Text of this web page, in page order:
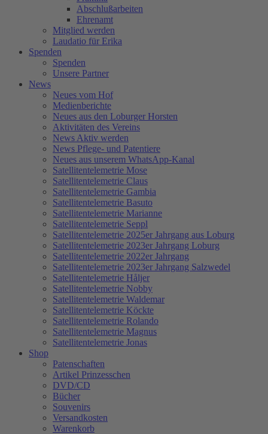
Abschlußarbeiten
Ehrenamt
Mitglied werden
Laudatio für Erika
Spenden
Spenden
Unsere Partner
News
Neues vom Hof
Medienberichte
Neues aus den Loburger Horsten
Aktivitäten des Vereins
News Aktiv werden
News Pflege- und Patentiere
Neues aus unserem WhatsApp-Kanal
Satellitentelemetrie Mose
Satellitentelemetrie Claus
Satellitentelemetrie Gambia
Satellitentelemetrie Basuto
Satellitentelemetrie Marianne
Satellitentelemetrie Seppl
Satellitentelemetrie 2025er Jahrgang aus Loburg
Satellitentelemetrie 2023er Jahrgang Loburg
Satellitentelemetrie 2022er Jahrgang
Satellitentelemetrie 2023er Jahrgang Salzwedel
Satellitentelemetrie Håljer
Satellitentelemetrie Nobby
Satellitentelemetrie Waldemar
Satellitentelemetrie Köckte
Satellitentelemetrie Rolando
Satellitentelemetrie Magnus
Satellitentelemetrie Jonas
Shop
Patenschaften
Artikel Prinzesschen
DVD/CD
Bücher
Souvenirs
Versandkosten
Warenkorb